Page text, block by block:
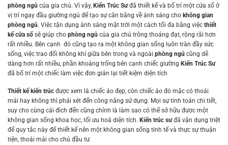
phòng ngủ của gia chủ. Vì vậy, Kiến Trúc Sưđã thiết kế và bố trí một cửa sổ ở
vị trí ngay đầu giường ngủ để tạo sự cân bằng về ánh sáng cho không gian
phòng ngủ. Việc tận dụng ánh sáng mặt trời một cách tối đa bằng việc thiết
kế cửa sổ sẽ giúp cho phòng ngủ của gia chủ trông thoáng đạt, rộng rãi hơn
rất nhiều. Bên cạnh đó cũng tạo ra một không gian sống luôn tràn đầy sức
sống, việc trao đổi không khí giữa bên trong và ngoài phòng ngủ cũng dễ
dàng hơn rất nhiều, phần khoảng trống bên cạnh chiếc giường Kiến Trúc Sư
đã bố trí một chiếc làm việc đơn giản lại tiết kiệm diện tích
Thiết kế kiến trúc được xem là chiếc áo đẹp, còn chiếc áo đó mặc có thoải
mái hay không thì phải xét đến công năng sử dụng. Mọi sự tinh toán chi tiết,
suy cho cùng cái đích đến cũng chính là làm sao có thể sở hữu được một
không gian sống khoa học, tối ưu hoá diện tích. Kiến trúc sưđã vận dụng triệt
để quy tắc này để thiết kế nên một không gian sống tinh tế và thực sự thuận
tiện, thoải mái cho chủ đầu tư.